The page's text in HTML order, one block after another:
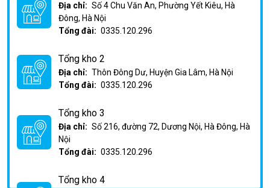
Địa chỉ: Số 4 Chu Văn An, Phường Yết Kiêu, Hà
Đông, Hà Nội
Tổng đài: 0335.120.296
Tổng kho 2
Địa chỉ: Thôn Đông Dư, Huyện Gia Lâm, Hà Nội
Tổng đài: 0335.120.296
Tổng kho 3
Địa chỉ: Số 216, đường 72, Dương Nội, Hà Đông, Hà
Nội
Tổng đài: 0335.120.296
Tổng kho 4